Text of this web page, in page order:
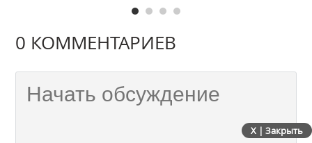
0 КОММЕНТАРИЕВ
X | Закрыть